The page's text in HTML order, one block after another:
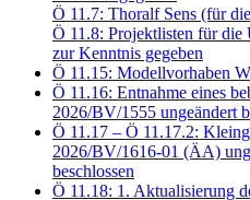
Ö 11.7: Thoralf Sens (für
Ö 11.8: Projektlisten für
zur Kenntnis gegeben
Ö 11.15: Modellvorhaben
Ö 11.16: Entnahme eines
2026/BV/1555 ungeändert
Ö 11.17 – Ö 11.17.2:
2026/BV/1616-01 (ÄA)
beschlossen
Ö 11.18: 1. Aktualisierung